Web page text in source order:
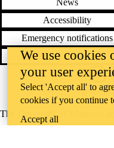
News
Accessibility
Emergency notifications
The University of Waterloo
We use cookies
your user
Select 'Accept all' to
cookies if you continue
Accept all